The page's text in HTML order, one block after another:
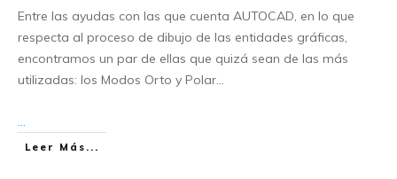
Entre las ayudas con las que cuenta AUTOCAD, en lo que
respecta al proceso de dibujo de las entidades gráficas,
encontramos un par de ellas que quizá sean de las más
utilizadas: los Modos Orto y Polar…
Leer Más...